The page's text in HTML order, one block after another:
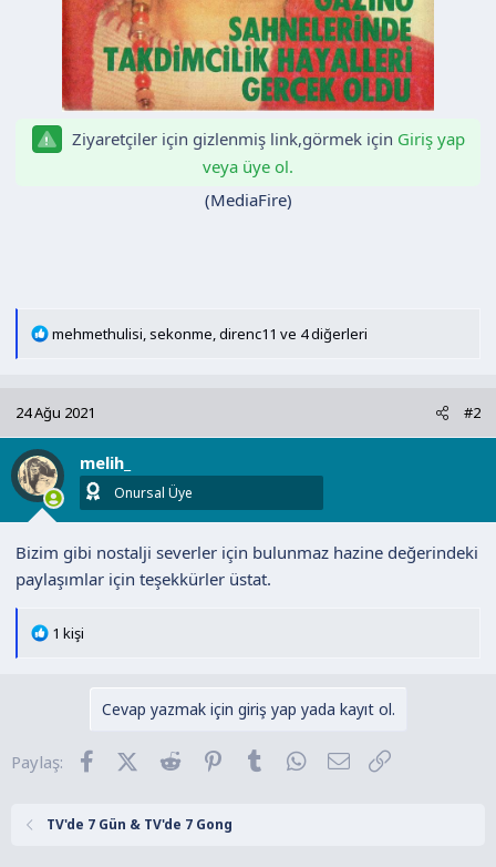
Ziyaretçiler için gizlenmiş link,görmek için Giriş yap
veya üye ol.
(MediaFire)
T
i
l
e
r
:
mehmethulisi,sekonme,direnc11 ve 4 diğerleri
24 Ağu 2021 #2
melih_
Onursal Üye
Bizim gibi nostalji severler için bulunmaz hazine değerindeki
paylaşımlar için teşekkürler üstat.
T
e
1 kişi
Cevap yazmak için giriş yap yada kayıt ol.
Paylaş: FacebookX (Twitter)
Reddit Pinterest
Tumblr WhatsApp
E-posta
TV'de 7 Gün & TV'de 7 Gong